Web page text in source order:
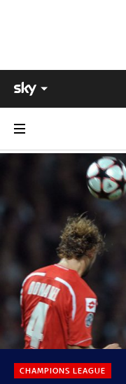
CHAMPIONS LEAGUE